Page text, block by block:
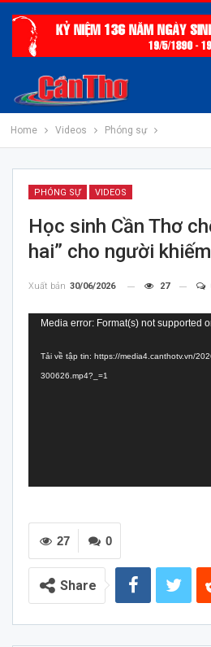
Home Videos Phóng sự
PHÓNG SỰ VIDEOS
Học sinh Cần Thơ
hai” cho người
Xuất bản 30/06/2026 27
Trình
Video
Media error: Format(s) not supported
Tải về tập tin: https://media4.canthotv.vn/
300626.mp4?_=1
0
27
Share